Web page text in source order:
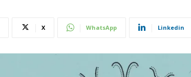
X WhatsApp Linkedin